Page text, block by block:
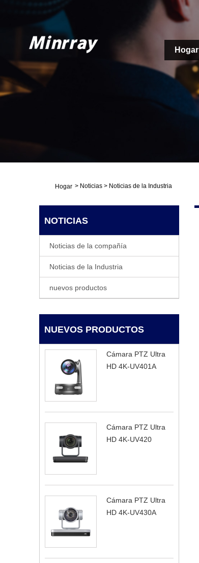
Hogar
Hogar > Noticias > Noticias de la Industria
NOTICIAS
Noticias de la compañía
Noticias de la Industria
nuevos productos
NUEVOS PRODUCTOS
Cámara PTZ Ultra
HD 4K-UV401A
Cámara PTZ Ultra
HD 4K-UV420
Cámara PTZ Ultra
HD 4K-UV430A